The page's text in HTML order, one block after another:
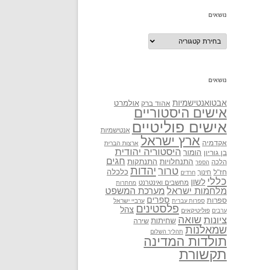
נושאים
נושאים
נושאים
אבטואנטישמיות אהוד ברק אולמרט
אישים היסטוריים
אישים פוליטיים אנטישמיות
אקדמיה ארץ ישראל ארצות הברית
בן גוריון הומור היסטוריה יהודית
הלכה הספר התנחלויות התנתקות חגים
חז"ל חינוך חרדים טרור יהדות כלכלה
כללי לשון מחשבים ואינטרנט מחתרות
מלחמות ישראל מערכת המשפט
ספרות ספרות עברית ספרים ערביי ישראל
ערבים פוליטיקאים פלסטינים צהל
ציונות שואה שחיתות שירה
שמאלנות תהליך השלום
תולדות המדינה
תקשורת